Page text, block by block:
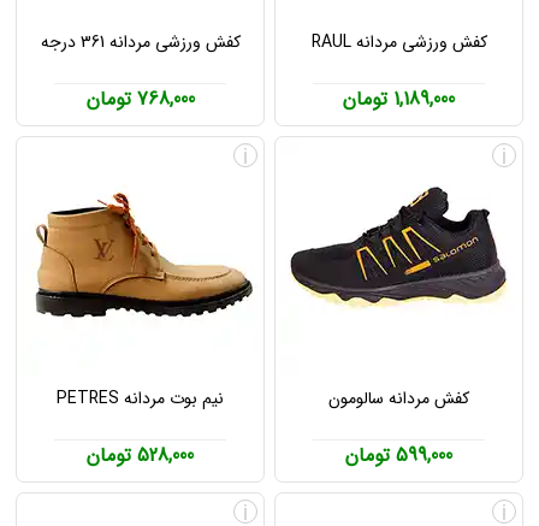
کفش ورزشی مردانه RAUL
1,189,000 تومان
کفش ورزشی مردانه 361 درجه
768,000 تومان
کفش مردانه سالومون
599,000 تومان
i
نیم بوت مردانه PETRES
528,000 تومان
i
i
i